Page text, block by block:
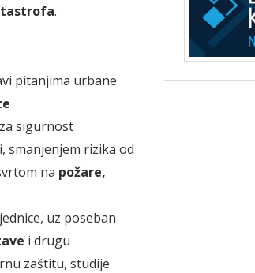
.
pitanjima urbane
sigurnost
smanjenjem rizika od
na požare,
uz poseban
i drugu
zaštitu, studije